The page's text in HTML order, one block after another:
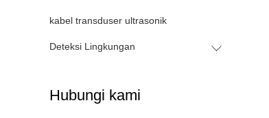
kabel transduser ultrasonik
Deteksi Lingkungan
Hubungi kami